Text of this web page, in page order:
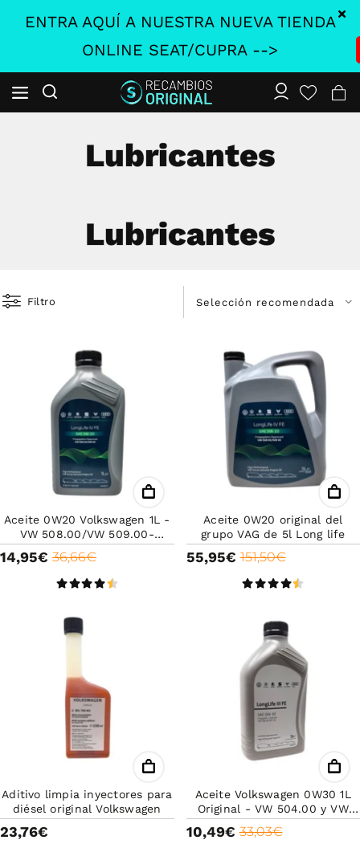
ENTRA AQUÍ A NUESTRA NUEVA TIENDA
ONLINE SEAT/CUPRA -->
Lubricantes
Lubricantes
Filtro
Aceite 0W20 Volkswagen 1L -
VW 508.00/VW 509.00-
Original VW- Long life-Aceite
de alta calidad
36,66€
14,95€
Aceite 0W20 original del
grupo VAG de 5l Long life
151,50€
55,95€
Aditivo limpia inyectores para
diésel original Volkswagen
23,76€
Aceite Volkswagen 0W30 1L
Original - VW 504.00 y VW
507.00 - Long Life para Mayor
Duración del Motor
33,03€
10,49€